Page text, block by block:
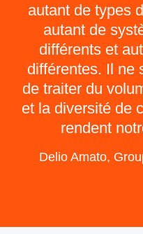
autant de types
autant de
différents et
différentes. Il ne
de traiter du
et la diversité de
rendent
Delio Amato,